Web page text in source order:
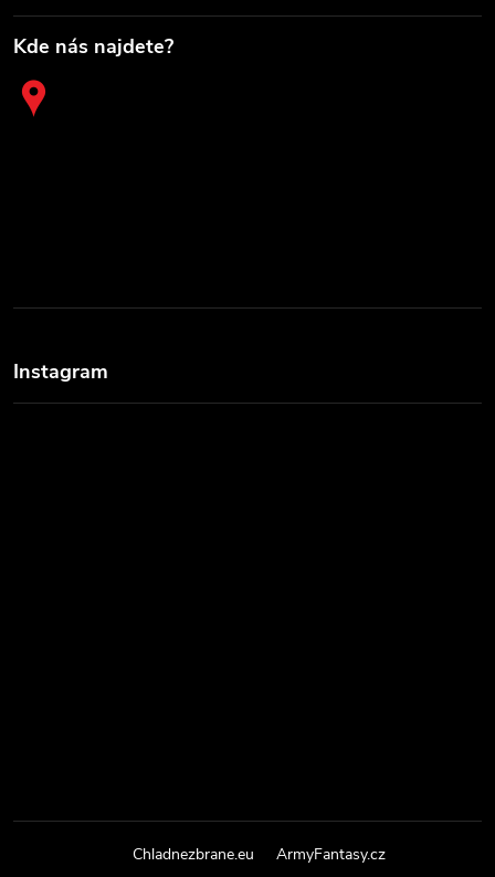
Kde nás najdete?
Instagram
Chladnezbrane.eu ArmyFantasy.cz